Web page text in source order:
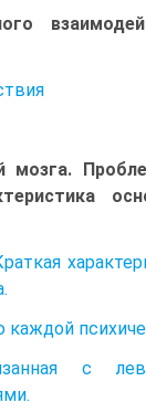
мозга.
каждой
с